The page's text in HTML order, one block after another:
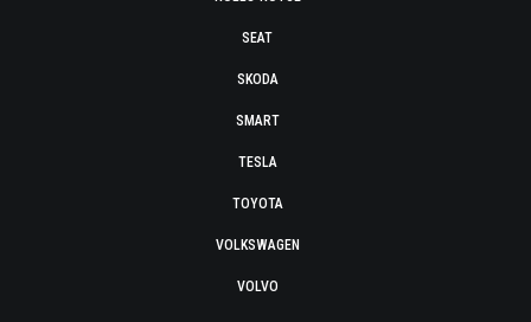
SEAT
SKODA
SMART
TESLA
TOYOTA
VOLKSWAGEN
VOLVO